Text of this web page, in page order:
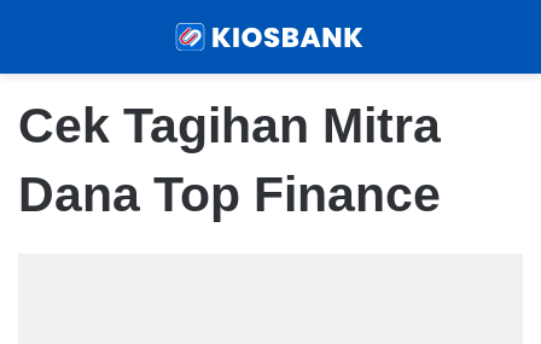
Cek Tagihan Mitra
Dana Top Finance